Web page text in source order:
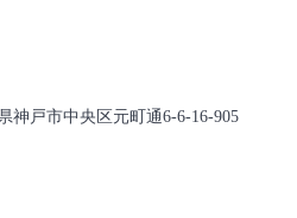
神戸市中央区元町通6-6-16-905